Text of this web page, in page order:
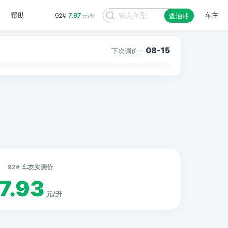
92# 7.97 元/升 查油耗 车主
帮助
下次调价： 08-15
92# 车友实测价
元/升